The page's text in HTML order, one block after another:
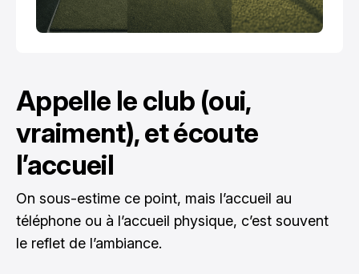
Appelle le club (oui,
vraiment), et écoute
l’accueil
On sous-estime ce point, mais l’accueil au
téléphone ou à l’accueil physique, c’est souvent
le reflet de l’ambiance.